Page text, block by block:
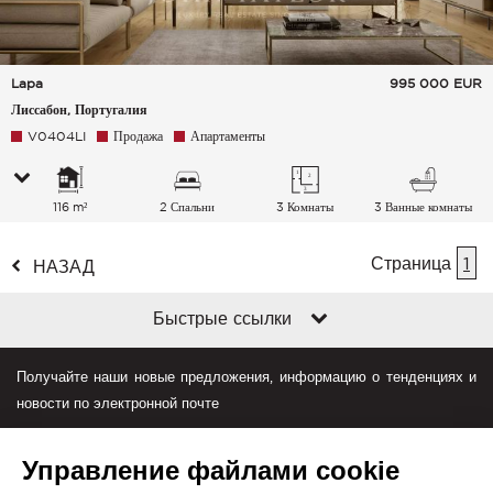
Lapa
Лиссабон, Португалия
995 000 EUR
V0404LI Продажа Апартаменты
116 m² 2 Спальни 3 Комнаты 3 Ванные комнаты
НАЗАД Страница 1
Быстрые ссылки
Получайте наши новые предложения, информацию о тенденциях и
новости по электронной почте
Управление файлами cookie